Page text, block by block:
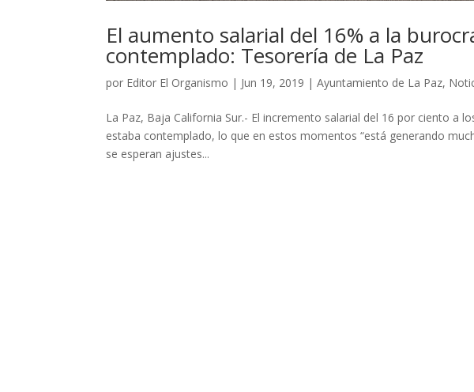
El aumento salarial del 16% a la
contemplado: Tesorería de La Paz
por Editor El Organismo | Jun 19, 2019 |Ayuntamiento de La Paz,
La Paz, Baja California Sur.- El incremento salarial del 16 por ciento a
estaba contemplado, lo que en estos momentos “está generando
se esperan ajustes...